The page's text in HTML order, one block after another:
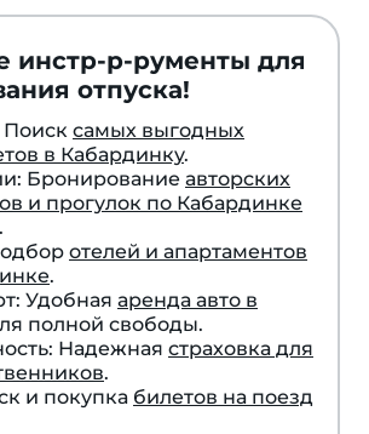
инстр-р-рументы для
отпуска!
Поиск самых выгодных
в Кабардинку.
Бронирование авторских
и прогулок по Кабардинке
отелей и апартаментов
.
Удобная аренда авто в
полной свободы.
Надежная страховка для
.
и покупка билетов на поезд